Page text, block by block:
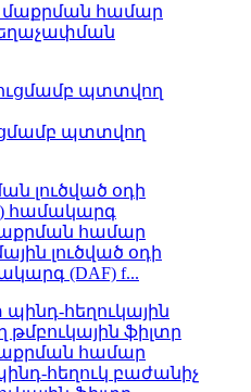
մաքրման համար
պտտվող
լուծված օդի
(DAF) f...
հեղուկ բաժանիչ